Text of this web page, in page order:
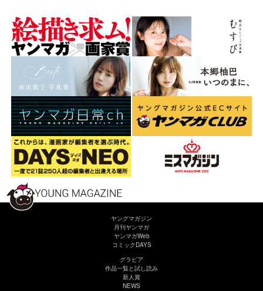
ヤングマガジン
月刊ヤンマガ
ヤンマガWeb
コミックDAYS
グラビア
作品一覧と試し読み
新人賞
NEWS